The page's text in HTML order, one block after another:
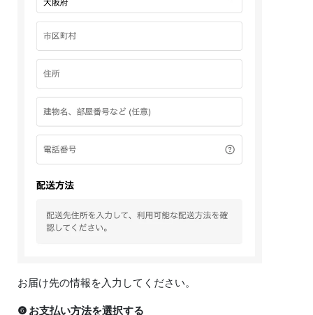
お届け先の情報を入力してください。
❻ お支払い方法を選択する